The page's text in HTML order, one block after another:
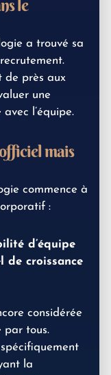
le
a trouvé sa
de près aux
une
l’équipe.
mais
commence à
:
d’équipe
de croissance
considérée
par tous.
la